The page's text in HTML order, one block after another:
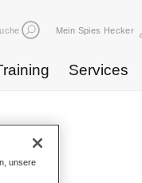
Mein Spies Hecker
Services
unsere